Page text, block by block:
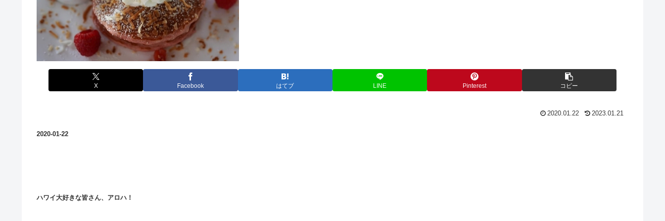
X Facebook はてブ LINE Pinterest コピー
2020.01.22 2023.01.21
2020-01-22
ハワイ大好きな皆さん、アロハ！